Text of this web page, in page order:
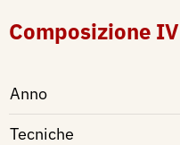
Composizione IV
Anno
Tecniche